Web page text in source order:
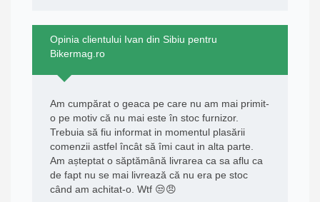
Opinia clientului Ivan din Sibiu pentru
Bikermag.ro
Am cumpărat o geaca pe care nu am mai primit-
o pe motiv că nu mai este în stoc furnizor.
Trebuia să fiu informat in momentul plasării
comenzii astfel încât să îmi caut in alta parte.
Am așteptat o săptămână livrarea ca sa aflu ca
de fapt nu se mai livrează că nu era pe stoc
când am achitat-o. Wtf 😒😠